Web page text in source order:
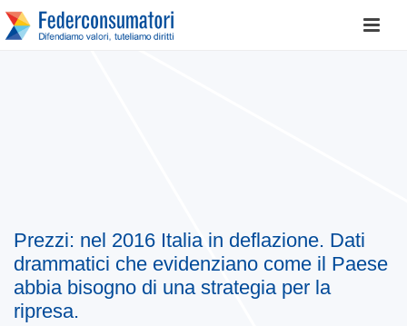
Prezzi: nel 2016 Italia in deflazione. Dati
drammatici che evidenziano come il Paese
abbia bisogno di una strategia per la
ripresa.